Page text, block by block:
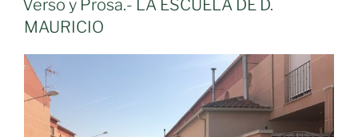
Verso y Prosa.- LA ESCUELA DE D.
MAURICIO